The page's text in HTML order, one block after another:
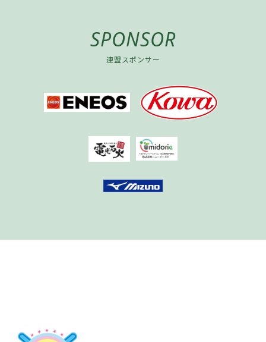
SPONSOR
連盟スポンサー